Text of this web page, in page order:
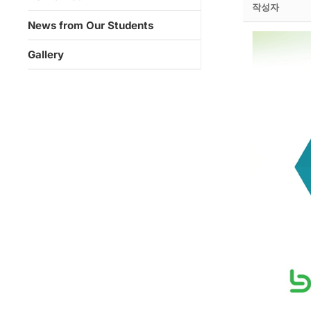
작성자
News from Our Students
Gallery